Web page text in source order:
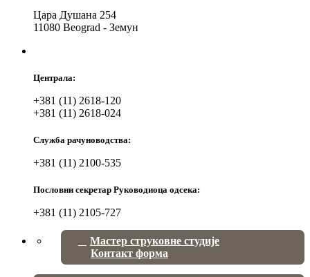
Цара Душана 254
11080 Beograd - Земун
Централа:
+381 (11) 2618-120
+381 (11) 2618-024
Служба рачуноводства:
+381 (11) 2100-535
Пословни секретар Руководиоца одсека:
+381 (11) 2105-727
Мастер струковне студије
Контакт форма